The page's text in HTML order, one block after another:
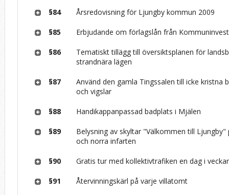
§84 Årsredovisning för Ljungby kommun 2009
§85 Erbjudande om förlagslån från Kommuninvest
§86
Tematiskt tillägg till översiktsplanen för
strandnära lägen
§87
Använd den gamla Tingssalen till icke kristna
och vigslar
§88 Handikappanpassad badplats i Mjälen
§89
Belysning av skyltar "Välkommen till Ljungby"
och norra infarten
§90 Gratis tur med kollektivtrafiken en dag i
§91 Återvinningskärl på varje villatomt